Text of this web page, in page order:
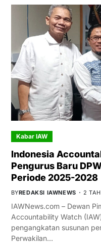
Kabar IAW
Indonesia
Pengurus Baru
Periode 2025-2028
BYREDAKSI IAWNEWS 2
IAWNews.com – Dewan
Accountability Watch
pengangkatan susunan
Perwakilan…